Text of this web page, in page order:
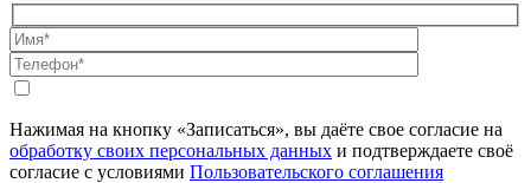
Нажимая на кнопку «Записаться», вы даёте свое согласие на
обработку своих персональных данных и подтверждаете своё
согласие с условиями Пользовательского соглашения